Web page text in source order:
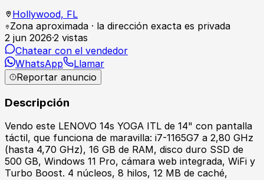
Hollywood, FL
Zona aproximada · la dirección exacta es privada
2 jun 2026·2 vistas
Chatear con el vendedor
WhatsApp
Llamar
Reportar anuncio
Descripción
Vendo este LENOVO 14s YOGA ITL de 14" con pantalla
táctil, que funciona de maravilla: i7-1165G7 a 2,80 GHz
(hasta 4,70 GHz), 16 GB de RAM, disco duro SSD de
500 GB, Windows 11 Pro, cámara web integrada, WiFi y
Turbo Boost. 4 núcleos, 8 hilos, 12 MB de caché,